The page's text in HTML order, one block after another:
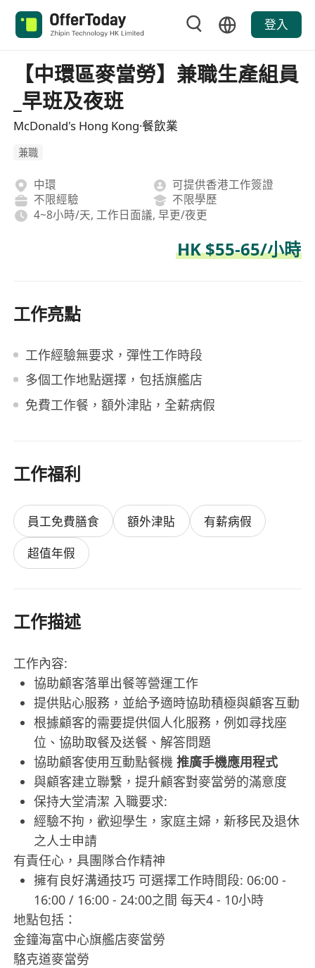
登入
【中環區麥當勞】兼職生產組員
_早班及夜班
McDonald's Hong Kong·餐飲業
兼職
中環
可提供香港工作簽證
不限經驗
不限學歷
4~8小時/天, 工作日面議, 早更/夜更
HK $55-65/小時
工作亮點
工作經驗無要求，彈性工作時段
多個工作地點選擇，包括旗艦店
免費工作餐，額外津貼，全薪病假
工作福利
員工免費膳食 額外津貼
有薪病假
超值年假
工作描述
工作內容:
協助顧客落單出餐等營運工作
提供貼心服務，並給予適時協助積極與顧客互動
根據顧客的需要提供個人化服務，例如尋找座
位、協助取餐及送餐、解答問題
協助顧客使用互動點餐機 推廣手機應用程式
與顧客建立聯繫，提升顧客對麥當勞的滿意度
保持大堂清潔 入職要求:
經驗不拘，歡迎學生，家庭主婦，新移民及退休
之人士申請
有責任心，具團隊合作精神
擁有良好溝通技巧 可選擇工作時間段: 06:00 -
16:00 / 16:00 - 24:00之間 每天4 - 10小時
地點包括：
金鐘海富中心旗艦店麥當勞
駱克道麥當勞